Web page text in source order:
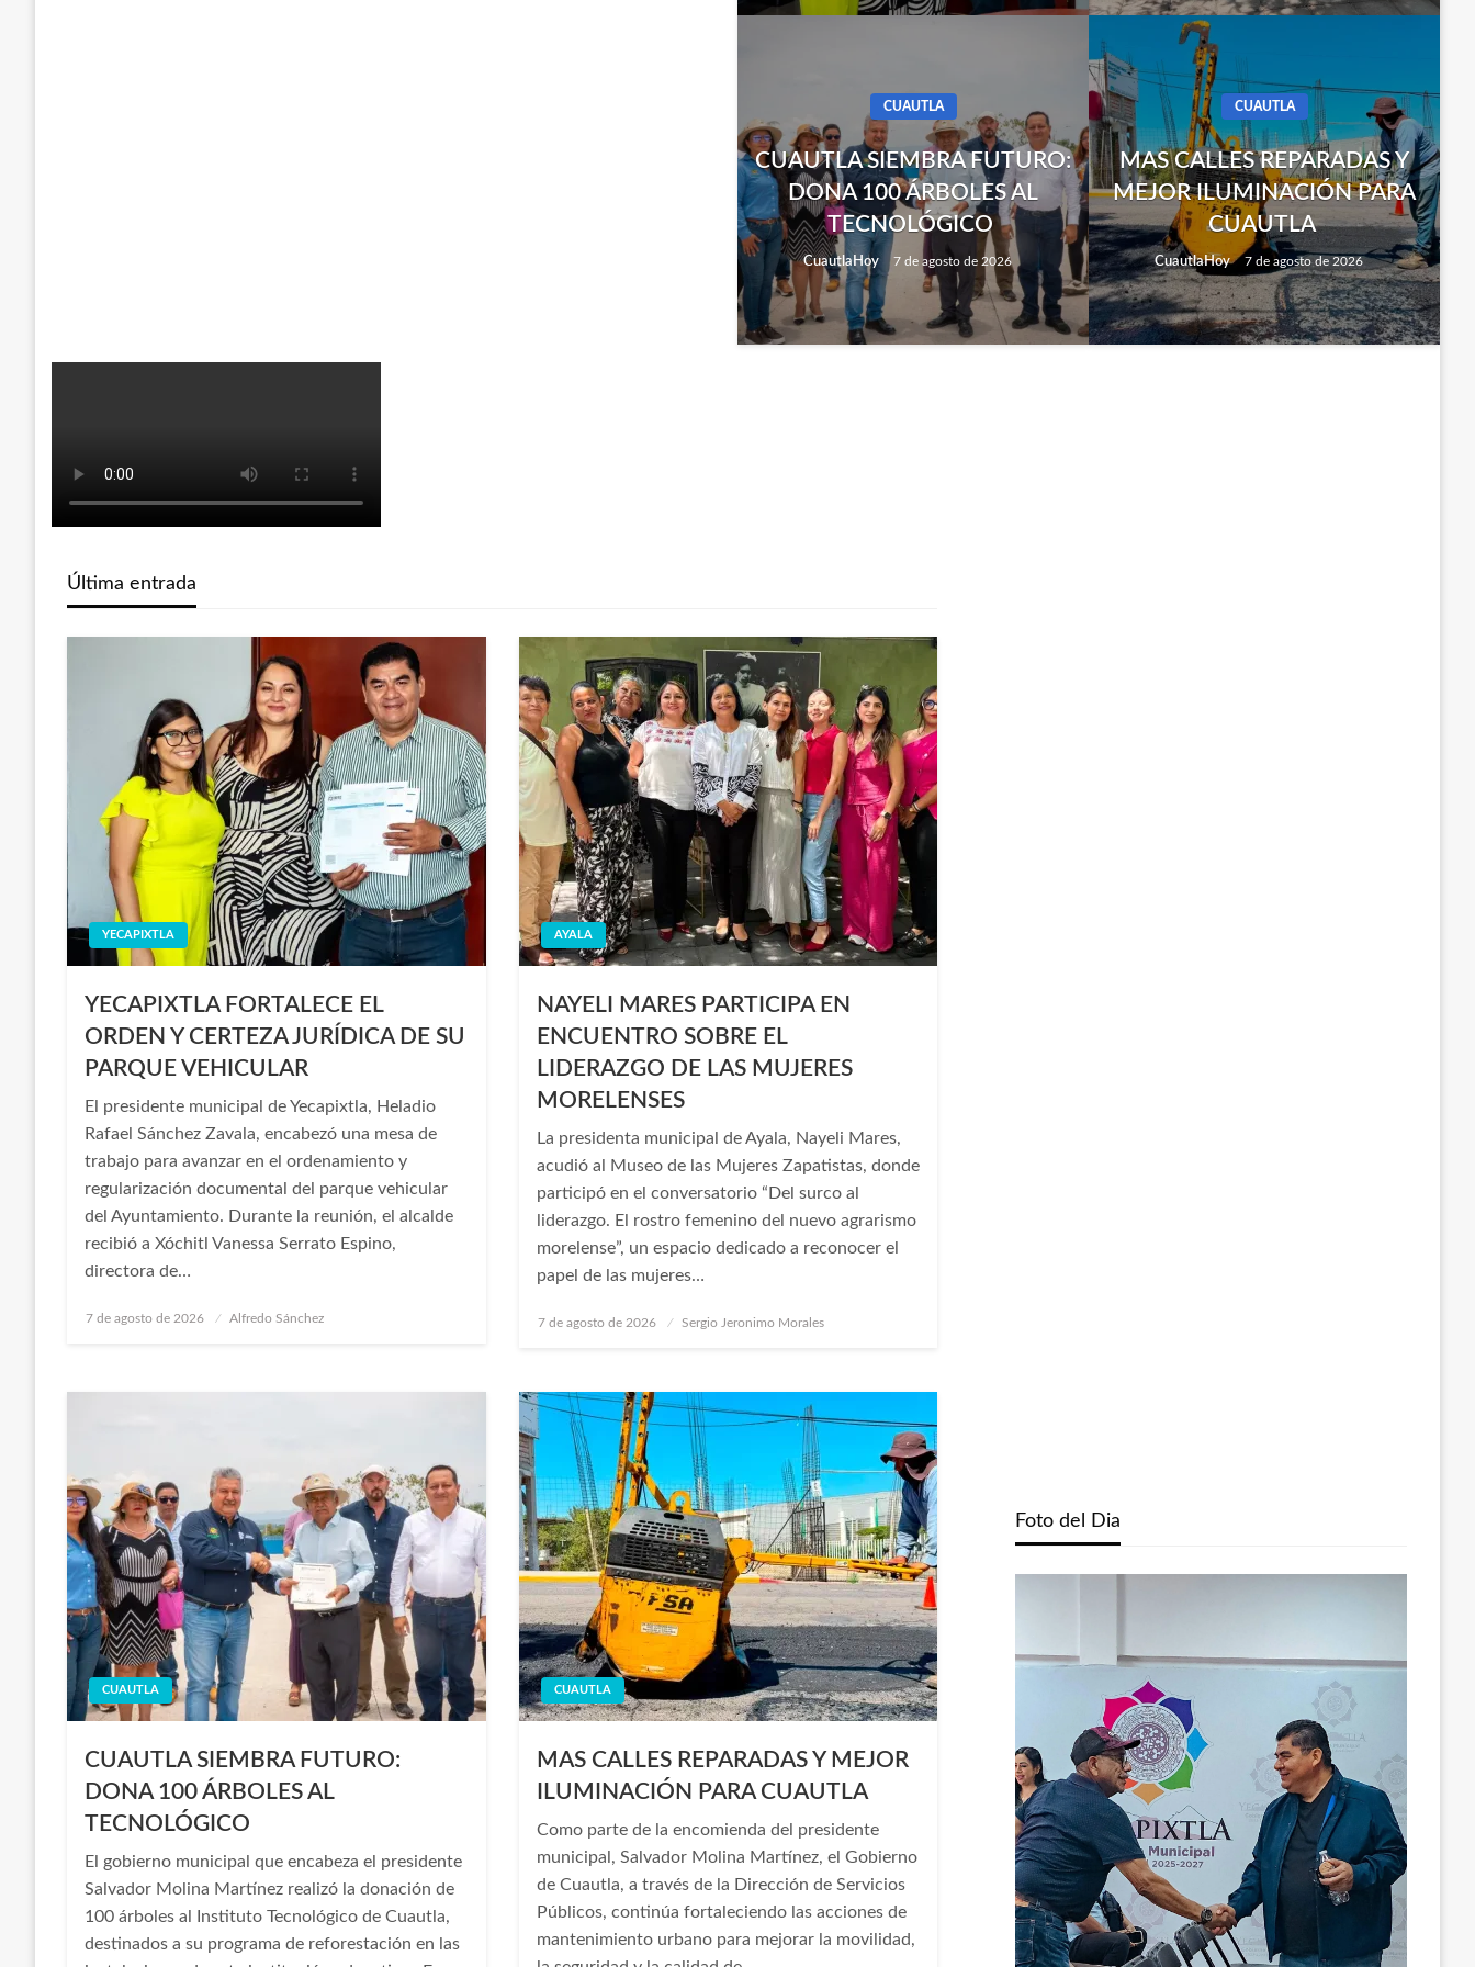
CUAUTLA
CUAUTLA SIEMBRA FUTURO:
DONA 100 ÁRBOLES AL
TECNOLÓGICO
CuautlaHoy 7 de agosto de 2026
CUAUTLA
MAS CALLES REPARADAS Y
MEJOR ILUMINACIÓN PARA
CUAUTLA
CuautlaHoy 7 de agosto de 2026
Última entrada
YECAPIXTLA
YECAPIXTLA FORTALECE EL
ORDEN Y CERTEZA JURÍDICA DE SU
PARQUE VEHICULAR
El presidente municipal de Yecapixtla, Heladio
Rafael Sánchez Zavala, encabezó una mesa de
trabajo para avanzar en el ordenamiento y
regularización documental del parque vehicular
del Ayuntamiento. Durante la reunión, el alcalde
recibió a Xóchitl Vanessa Serrato Espino,
directora de…
Publicado
7 de agosto de 2026 Alfredo Sánchez
AYALA
NAYELI MARES PARTICIPA EN
ENCUENTRO SOBRE EL
LIDERAZGO DE LAS MUJERES
MORELENSES
La presidenta municipal de Ayala, Nayeli Mares,
acudió al Museo de las Mujeres Zapatistas, donde
participó en el conversatorio “Del surco al
liderazgo. El rostro femenino del nuevo agrarismo
morelense”, un espacio dedicado a reconocer el
papel de las mujeres…
Publicado
7 de agosto de 2026 Sergio Jeronimo Morales
CUAUTLA
CUAUTLA SIEMBRA FUTURO:
DONA 100 ÁRBOLES AL
TECNOLÓGICO
El gobierno municipal que encabeza el presidente
Salvador Molina Martínez realizó la donación de
100 árboles al Instituto Tecnológico de Cuautla,
destinados a su programa de reforestación en las
CUAUTLA
MAS CALLES REPARADAS Y MEJOR
ILUMINACIÓN PARA CUAUTLA
Como parte de la encomienda del presidente
municipal, Salvador Molina Martínez, el Gobierno
de Cuautla, a través de la Dirección de Servicios
Públicos, continúa fortaleciendo las acciones de
mantenimiento urbano para mejorar la movilidad,
Foto del Dia